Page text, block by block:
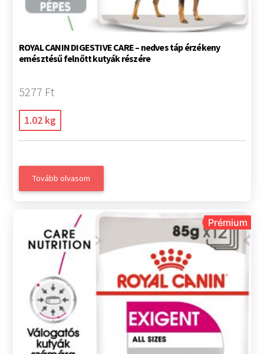
ROYAL CANIN DIGESTIVE CARE – nedves táp érzékeny
emésztésű felnőtt kutyák részére
5277 Ft
1.02 kg
Tovább olvasom
Prémium